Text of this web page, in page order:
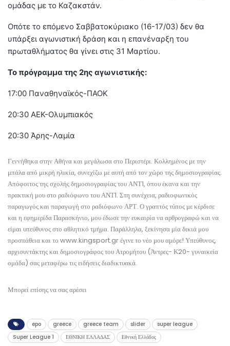
ομάδας με το Καζακστάν.
Οπότε το επόμενο Σαββατοκύριακο (16-17/03) δεν θα
υπάρξει αγωνιστική δράση και η επανέναρξη του
πρωταθλήματος θα γίνει στις 31 Μαρτίου.
Το πρόγραμμα της 2ης αγωνιστικής:
17:00 Παναθηναϊκός-ΠΑΟΚ
20:30 ΑΕΚ-Ολυμπιακός
20:30 Άρης-Λαμία
Γεννήθηκα στην Αθήνα και μεγάλωσα στο Περιστέρι. Κολλημένος με την
μπάλα από μικρή ηλικία, συνεχίζω με αυτή από τον χώρο της δημοσιογραφίας.
Απόφοιτος της σχολής δημοσιογραφίας του ΑΝΤ1, όπου έκανα και την
πρακτική μου στο ραδιόφωνο του ΑΝΤ1. Στη συνέχεια, ραδιοφωνικός
παραγωγός και παραγωγή στο ραδιόφωνο ΑΡΤ. Ο γραπτός τύπος με κέρδισε
και η εφημερίδα Παρασκήνιο, μου έδωσε την ευκαιρία να αρθρογραφώ και να
είμαι υπεύθυνος στο αθλητικό τμήμα. Παράλληλα, ξεκίνησα μία δικιά μου
προσπάθεια και το www.kingsport.gr έγινε το νέο μου αμόρε! Υπεύθυνος,
αρχισυντάκτης και δημοσιογράφος του Ατρομήτου (Άντρες- Κ20- γυναικεία
ομάδα) σας μεταφέρω τις ειδήσεις διαδικτυακά.
Μπορεί επίσης να σας αρέσει
epo greece greece team slider
super league
Super League 1
ΕΘΝΙΚΗ ΕΛΛΑΔΑΣ Εθνική Ελλάδος